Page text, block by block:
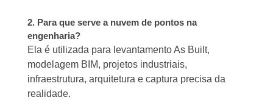
2. Para que serve a nuvem de pontos na
engenharia?
Ela é utilizada para levantamento As Built,
modelagem BIM, projetos industriais,
infraestrutura, arquitetura e captura precisa da
realidade.